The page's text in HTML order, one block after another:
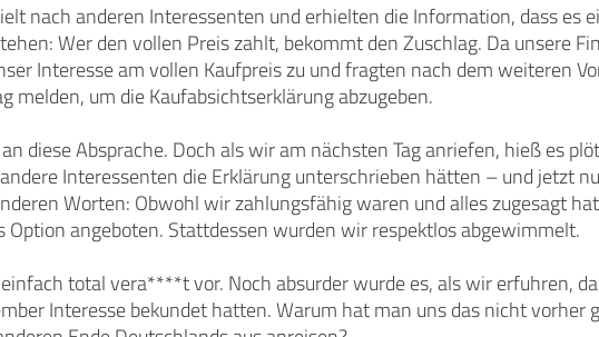
nach anderen Interessenten und erhielten die Information, dass es
Wer den vollen Preis zahlt, bekommt den Zuschlag. Da unsere
Interesse am vollen Kaufpreis zu und fragten nach dem weiteren
melden, um die Kaufabsichtserklärung abzugeben.
diese Absprache. Doch als wir am nächsten Tag anriefen, hieß es
Interessenten die Erklärung unterschrieben hätten – und jetzt
Worten: Obwohl wir zahlungsfähig waren und alles zugesagt
Option angeboten. Stattdessen wurden wir respektlos abgewimmelt.
total vera****t vor. Noch absurder wurde es, als wir erfuhren,
Interesse bekundet hatten. Warum hat man uns das nicht vorher